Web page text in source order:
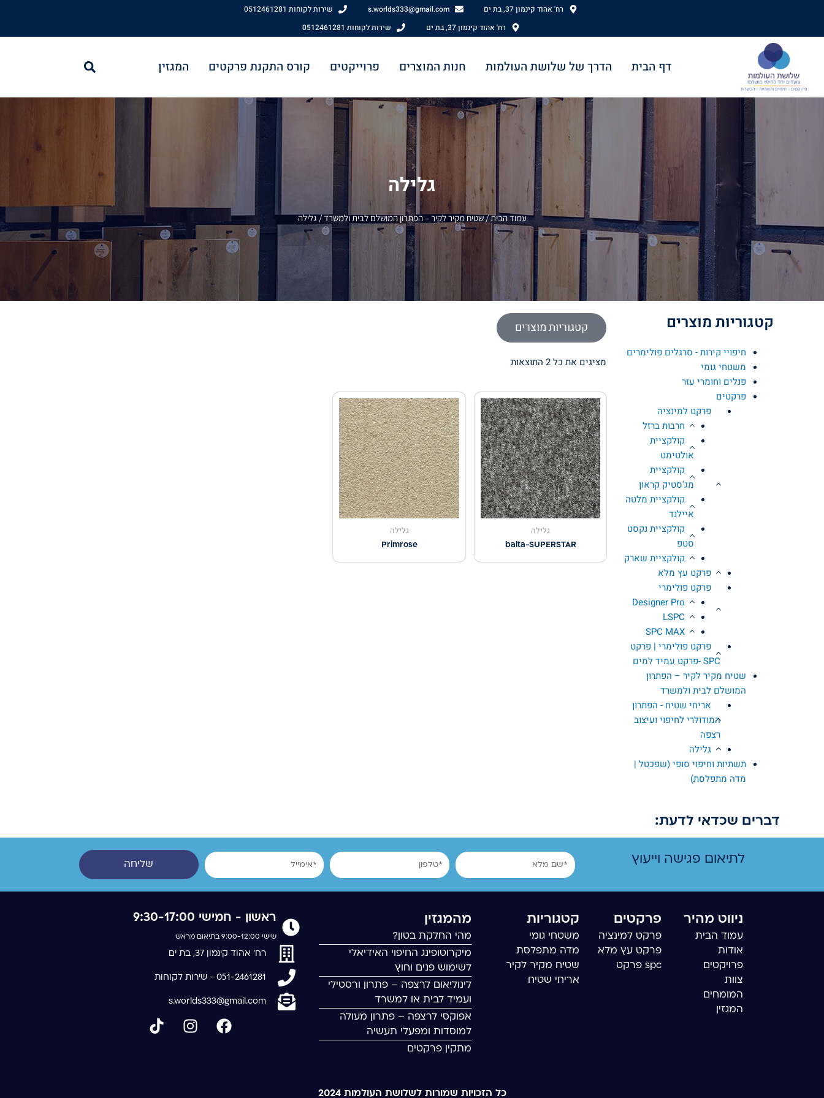
רח' אהוד קינמון 37, בת ים s.worlds333@gmail.com
שירות לקוחות 0512461281
רח' אהוד קינמון 37, בת ים
שירות לקוחות 0512461281
דף הבית הדרך של שלושת העולמות חנות המוצרים פרוייקטים קורס התקנת פרקטים המגזין חיפוש
גלילה
עמוד הבית/שטיח מקיר לקיר – הפתרון המושלם לבית ולמשרד/ גלילה
קטגוריות מוצרים
חיפויי קירות - סרגלים פולימרים
משטחי גומי
פנלים וחומרי עזר
פרקטים
פרקט למינציה
חרבות ברזל
קולקציית
אולטימט
קולקציית
מג'סטיק קראון
קולקציית מלטה
איילנד
קולקציית נקסט
סטפ
קולקציית שארק
פרקט עץ מלא
פרקט פולימרי
Designer Pro
LSPC
SPC MAX
פרקט פולימרי | פרקט
SPC -פרקט עמיד למים
שטיח מקיר לקיר – הפתרון
המושלם לבית ולמשרד
אריחי שטיח - הפתרון
המודולרי לחיפוי ועיצוב
רצפה
גלילה
תשתיות וחיפוי סופי (שפכטל |
מדה מתפלסת)
קטגוריות מוצרים
מציגים את כל ⁦2⁩ התוצאות
גלילה
balta-SUPERSTAR
גלילה
Primrose
דברים שכדאי לדעת:
לתיאום פגישה וייעוץ שם טלפון אימייל
שליחה
ניווט מהיר
עמוד הבית
אודות
פרויקטים
צוות
המומחים
המגזין
פרקטים
פרקט למינציה
פרקט עץ מלא
spc פרקט
קטגוריות
משטחי גומי
מדה מתפלסת
שטיח מקיר לקיר
אריחי שטיח
מהמגזין
מהי החלקת בטון?
מיקרוטופינג החיפוי האידיאלי
לשימוש פנים וחוץ
לינוליאום לרצפה – פתרון ורסטילי
ועמיד לבית או למשרד
אפוקסי לרצפה – פתרון מעולה
למוסדות ומפעלי תעשיה
מתקין פרקטים
ראשון - חמישי 9:30-17:00
שישי 9:00-12:00 בתיאום מראש
רח' אהוד קינמון 37, בת ים
051-2461281 - שירות לקוחות
s.worlds333@gmail.com
F
a
I
n
T
i
כל הזכויות שמורות לשלושת העולמות 2024